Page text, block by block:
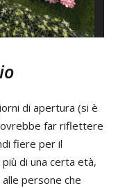
di apertura (si è
far riflettere
fiere per il
di una certa età,
persone che